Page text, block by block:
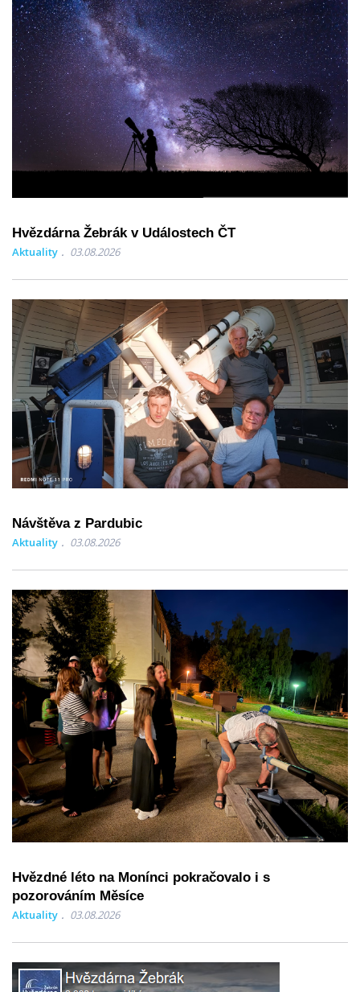
Hvězdárna Žebrák v Událostech ČT
Aktuality 03.08.2026
Návštěva z Pardubic
Aktuality 03.08.2026
Hvězdné léto na Monínci pokračovalo i s
pozorováním Měsíce
Aktuality 03.08.2026